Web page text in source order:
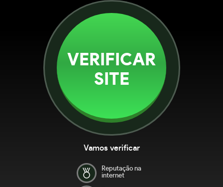
VERIFICAR
SITE
Vamos verificar
Reputação na
internet